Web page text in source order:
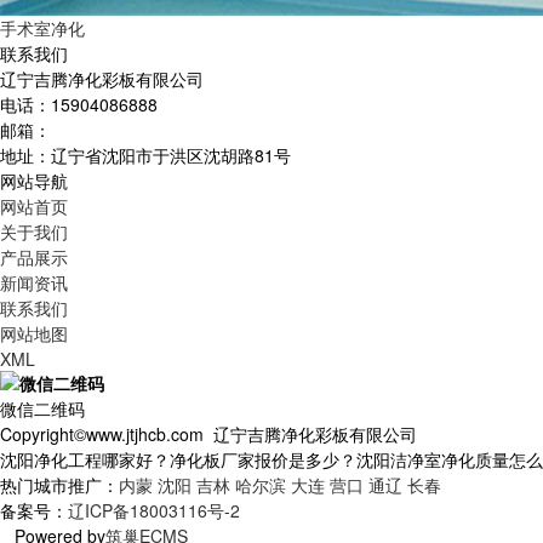
手术室净化
联系我们
辽宁吉腾净化彩板有限公司
电话：15904086888
邮箱：
地址：辽宁省沈阳市于洪区沈胡路81号
网站导航
网站首页
关于我们
产品展示
新闻资讯
联系我们
网站地图
XML
微信二维码
Copyright©www.jtjhcb.com 辽宁吉腾净化彩板有限公司
沈阳净化工程哪家好？净化板厂家报价是多少？沈阳洁净室净化质量
热门城市推广： 内蒙 沈阳 吉林 哈尔滨 大连 营口 通辽 长春
备案号： 辽ICP备18003116号-2
Powered by筑巢ECMS